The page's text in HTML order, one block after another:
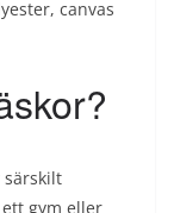
canvas
särskilt
gym eller